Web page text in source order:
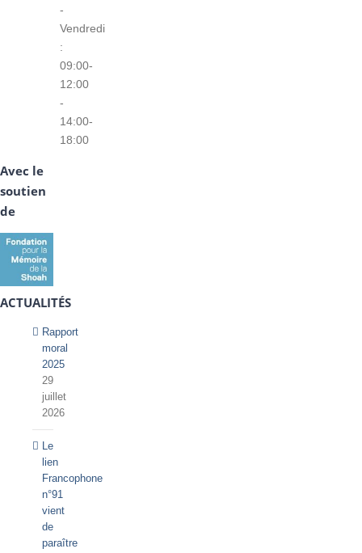
-
Vendredi
:
09:00-
12:00
-
14:00-
18:00
Avec le
soutien
de
ACTUALITÉS
Rapport
moral
2025
29
juillet
2026
Le
lien
Francophone
n°91
vient
de
paraître